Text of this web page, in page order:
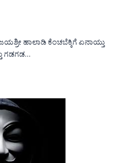
ಹಾಲಾಡಿ ಕೆಂಚಬೆಕ್ಕಿಗೆ ಏನಾಯ್ತು
ಗಡಗಡ…